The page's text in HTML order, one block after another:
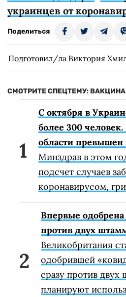
украинцев от
Поделиться
Подготовил/ла Виктория
СМОТРИТЕ СПЕЦТЕМУ:
С октября в
более 300
области
Минздрав в этом
подсчет случаев
коронавирусом,
Впервые одобрена
против двух
Великобритания
одобрившей
сразу против двух
планируют